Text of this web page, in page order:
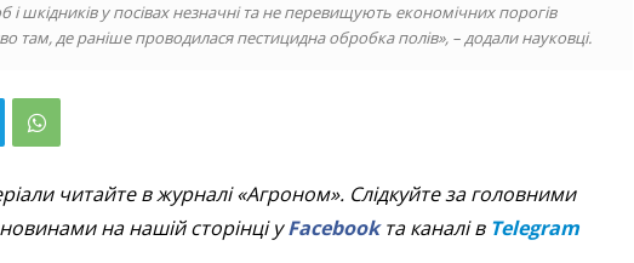
шкідників у посівах незначні та не перевищують економічних порогів
там, де раніше проводилася пестицидна обробка полів», – додали науковці.
читайте в журналі «Агроном». Слідкуйте за головними
на нашій сторінці уFacebookта каналі в Telegram